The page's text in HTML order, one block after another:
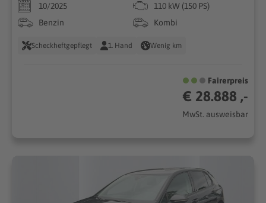
10/2025
110 kW (150 PS)
Benzin
Kombi
Scheckheftgepflegt 1. Hand Wenig km
Fairerpreis
€ 28.888 ,-
MwSt. ausweisbar